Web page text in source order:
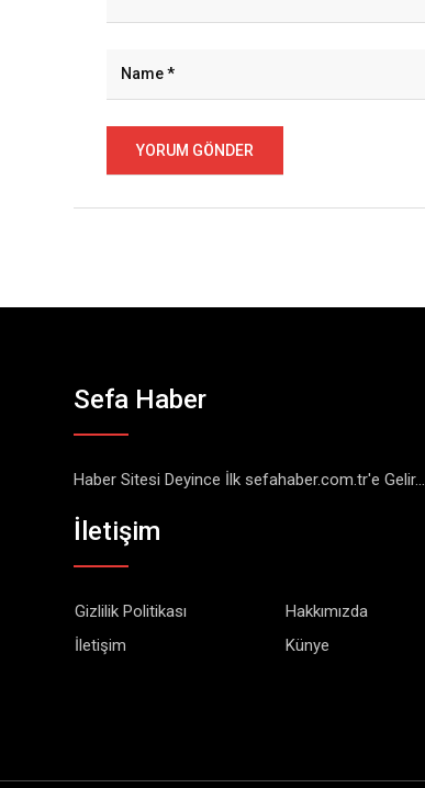
Sefa Haber
Haber Sitesi Deyince İlk sefahaber.com.tr'e Gelir...
İletişim
Gizlilik Politikası
Hakkımızda
İletişim
Künye